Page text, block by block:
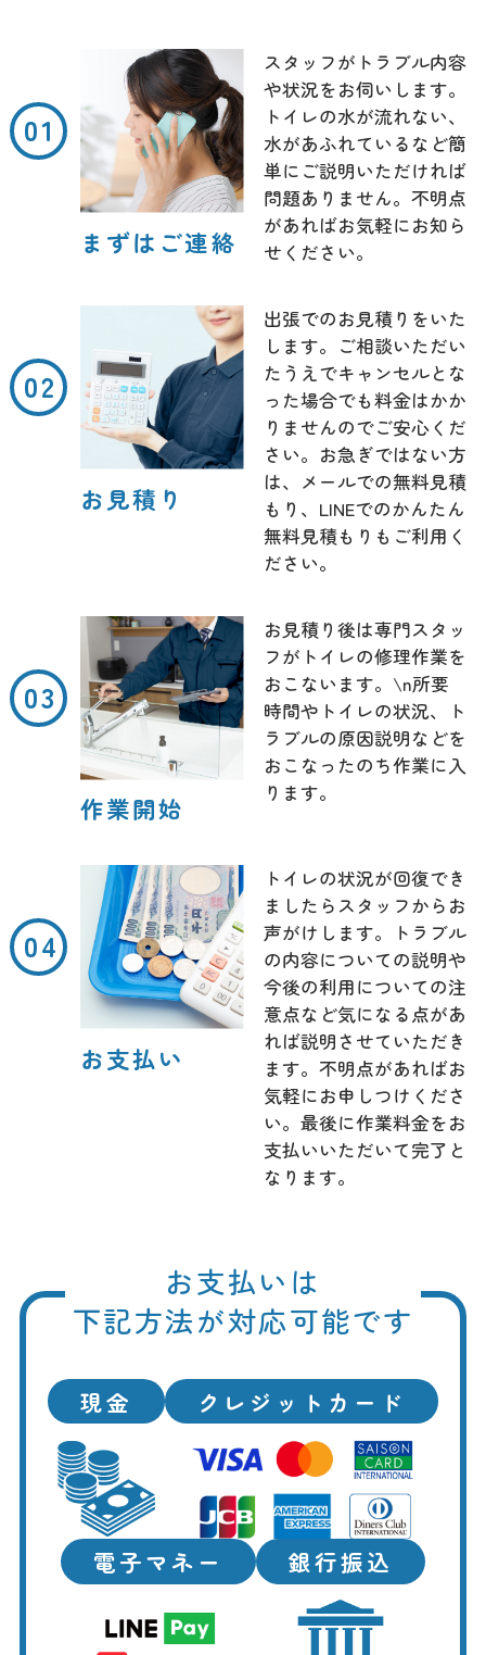
まずはご連絡
スタッフがトラブル内容
や状況をお伺いします。
トイレの水が流れない、
水があふれているなど簡
単にご説明いただければ
問題ありません。不明点
があればお気軽にお知ら
せください。
お見積り
出張でのお見積りをいた
します。ご相談いただい
たうえでキャンセルとな
った場合でも料金はかか
りませんのでご安心くだ
さい。お急ぎではない方
は、メールでの無料見積
もり、LINEでのかんたん
無料見積もりもご利用く
ださい。
作業開始
お見積り後は専門スタッ
フがトイレの修理作業を
おこないます。\n所要
時間やトイレの状況、ト
ラブルの原因説明などを
おこなったのち作業に入
ります。
お支払い
トイレの状況が回復でき
ましたらスタッフからお
声がけします。トラブル
の内容についての説明や
今後の利用についての注
意点など気になる点があ
れば説明させていただき
ます。不明点があればお
気軽にお申しつけくださ
い。最後に作業料金をお
支払いいただいて完了と
なります。
お支払いは
下記方法が対応可能です
現金 クレジットカード
電子マネー 銀行振込